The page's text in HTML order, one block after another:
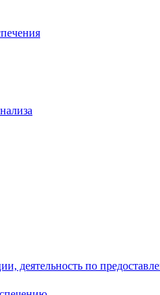
деятельность по